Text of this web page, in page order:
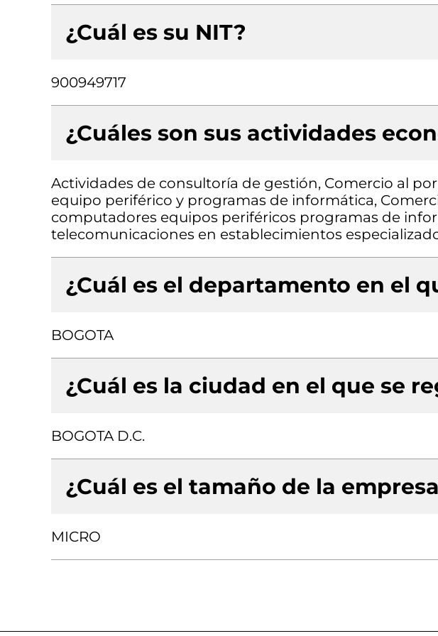
¿Cuál es su NIT?
900949717
¿Cuáles son sus actividades
Actividades de consultoría de gestión, Comercio al
equipo periférico y programas de informática,
computadores equipos periféricos programas de
telecomunicaciones en establecimientos
¿Cuál es el departamento en el
BOGOTA
¿Cuál es la ciudad en el que se
BOGOTA D.C.
¿Cuál es el tamaño de la
MICRO